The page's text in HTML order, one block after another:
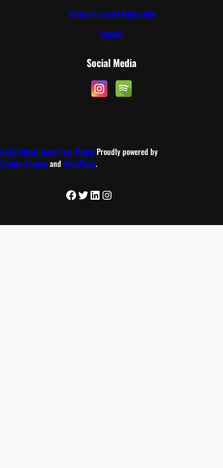
Datenschutz und Impressum
Kontakt
Social Media
Radio Shows WordPress Theme Proudly powered by
Ovation Themesand WordPress.
Facebook
Twitter
LinkedIn
Instagram